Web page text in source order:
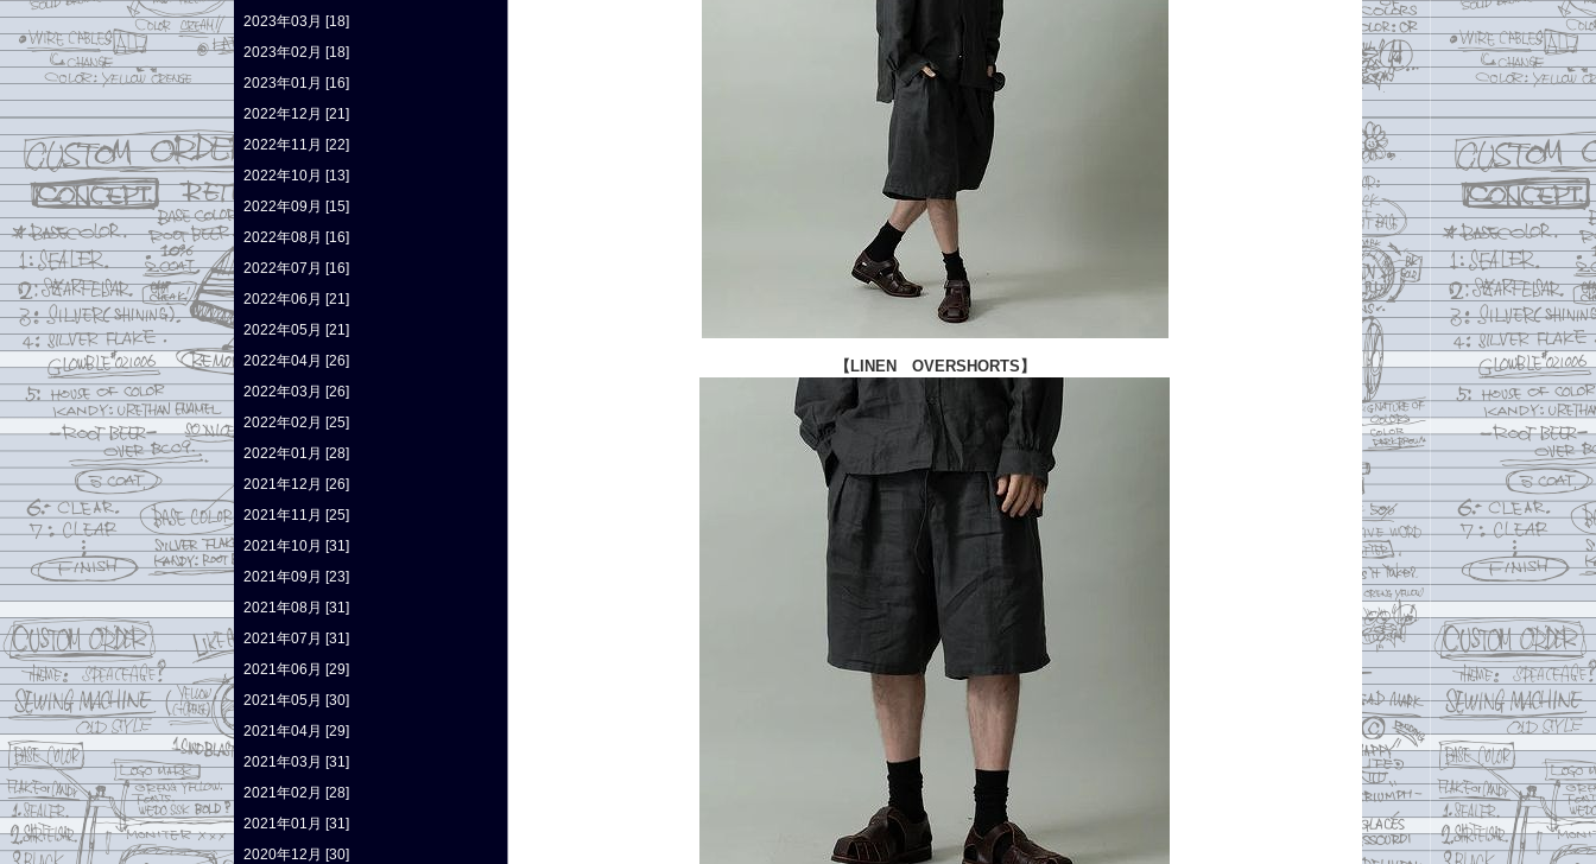
【 LINEN OVERSHORTS 】
2023年03月 [18]
2023年02月 [18]
2023年01月 [16]
2022年12月 [21]
2022年11月 [22]
2022年10月 [13]
2022年09月 [15]
2022年08月 [16]
2022年07月 [16]
2022年06月 [21]
2022年05月 [21]
2022年04月 [26]
2022年03月 [26]
2022年02月 [25]
2022年01月 [28]
2021年12月 [26]
2021年11月 [25]
2021年10月 [31]
2021年09月 [23]
2021年08月 [31]
2021年07月 [31]
2021年06月 [29]
2021年05月 [30]
2021年04月 [29]
2021年03月 [31]
2021年02月 [28]
2021年01月 [31]
2020年12月 [30]